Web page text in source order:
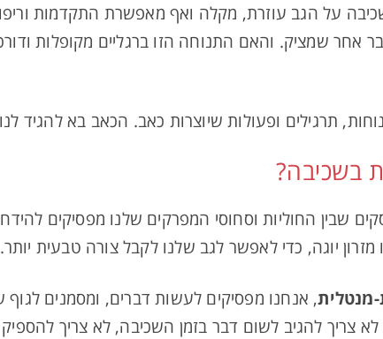
על הגב עוזרת, מקלה ואף מאפשרת התקדמות
אחר שמציק. והאם התנוחה הזו ברגליים מקופלות
תרגילים ופעולות שיוצרות כאב. הכאב בא להגיד
בשכיבה?
שבין החוליות וסחוסי המפרקים שלנו מפסיקים
מזרון יוגה, כדי לאפשר לגב שלנו לקבל צורה טבעית
מנטלית, אנחנו מפסיקים לעשות דברים, ומסמנים
צריך להגיב לשום דבר בזמן השכיבה, לא צריך